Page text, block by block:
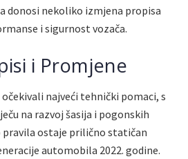
donosi nekoliko izmjena propisa
i sigurnost vozača.
i Promjene
očekivali najveći tehnički pomaci, s
na razvoj šasija i pogonskih
ostaje prilično statičan
automobila 2022. godine.